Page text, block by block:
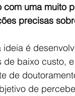
com uma muito
precisas
ideia é
de baixo custo,
de
de